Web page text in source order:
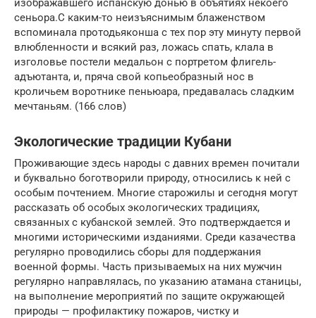
изображавшего испанскую донью в объятиях некоего
сеньора.С каким-то неизъяснимым блаженством
вспоминала протодьяконша с тех пор эту минуту первой
влюбленности и всякий раз, ложась спать, клала в
изголовье постели медальон с портретом флигель-
адъютанта, и, пряча свой копьеобразный нос в
кроличьем воротнике пеньюара, предавалась сладким
мечтаньям. (166 слов)
Экологические традиции Кубани
Проживающие здесь народы с давних времен почитали
и буквально боготворили природу, относились к ней с
особым почтением. Многие старожилы и сегодня могут
рассказать об особых экологических традициях,
связанных с кубанской землей. Это подтверждается и
многими историческими изданиями. Среди казачества
регулярно проводились сборы для поддержания
военной формы. Часть призываемых на них мужчин
регулярно направлялась, по указанию атамана станицы,
на выполнение мероприятий по защите окружающей
природы — профилактику пожаров, чистку и